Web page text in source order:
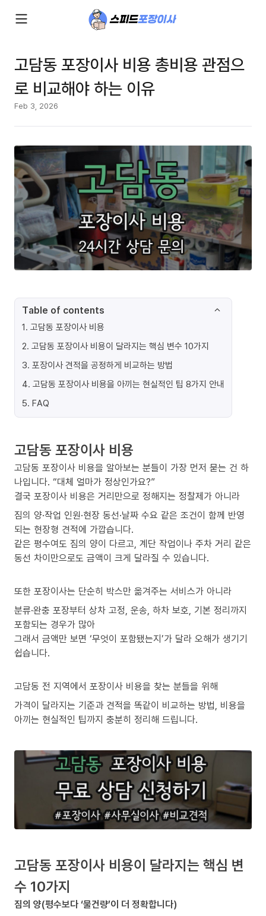
고담동 포장이사 비용 총비용 관점으
로 비교해야 하는 이유
Feb 3, 2026
Table of contents
1. 고담동 포장이사 비용
2. 고담동 포장이사 비용이 달라지는 핵심 변수 10가지
3. 포장이사 견적을 공정하게 비교하는 방법
4. 고담동 포장이사 비용을 아끼는 현실적인 팁 8가지 안내
5. FAQ
고담동 포장이사 비용
고담동 포장이사 비용을 알아보는 분들이 가장 먼저 묻는 건 하
나입니다. “대체 얼마가 정상인가요?”
결국 포장이사 비용은 거리만으로 정해지는 정찰제가 아니라
짐의 양·작업 인원·현장 동선·날짜 수요 같은 조건이 함께 반영
되는 현장형 견적에 가깝습니다.
같은 평수여도 짐의 양이 다르고, 계단 작업이나 주차 거리 같은
동선 차이만으로도 금액이 크게 달라질 수 있습니다.
또한 포장이사는 단순히 박스만 옮겨주는 서비스가 아니라
분류·완충 포장부터 상차 고정, 운송, 하차 보호, 기본 정리까지
포함되는 경우가 많아
그래서 금액만 보면 ‘무엇이 포함됐는지’가 달라 오해가 생기기
쉽습니다.
고담동 전 지역에서 포장이사 비용을 찾는 분들을 위해
가격이 달라지는 기준과 견적을 똑같이 비교하는 방법, 비용을
아끼는 현실적인 팁까지 충분히 정리해 드립니다.
고담동 포장이사 비용이 달라지는 핵심 변
수 10가지
짐의 양(평수보다 ‘물건량’이 더 정확합니다)